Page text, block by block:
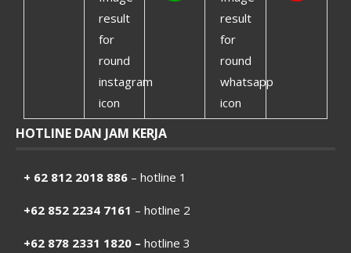
HOTLINE DAN JAM KERJA
+ 62 812 2018 886 – hotline 1
+62 852 2234 7161 – hotline 2
+62 878 2331 1820 – hotline 3